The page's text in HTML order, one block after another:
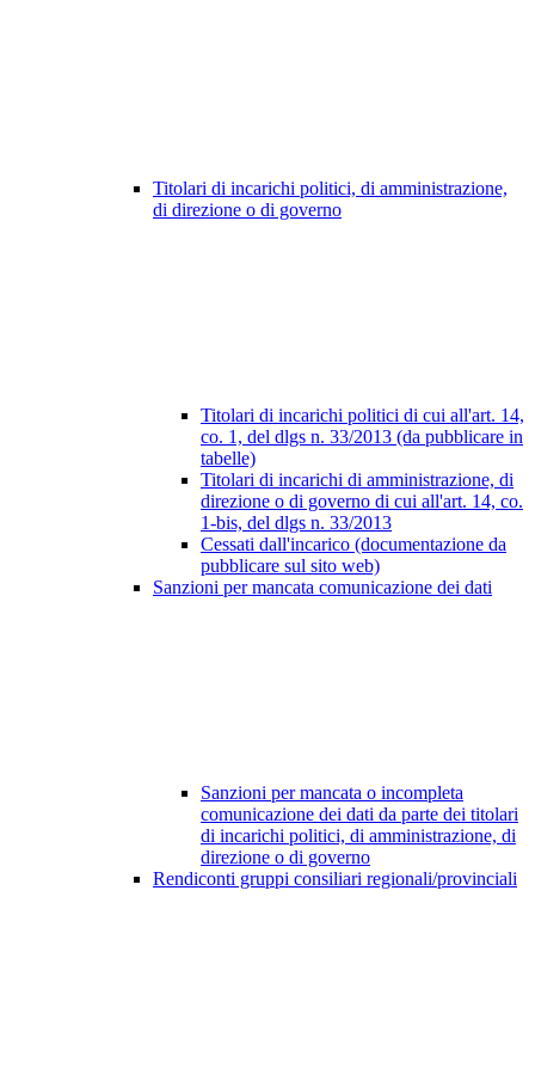
Titolari di incarichi politici, di amministrazione,
di direzione o di governo
Titolari di incarichi politici di cui all'art. 14,
co. 1, del dlgs n. 33/2013 (da pubblicare in
tabelle)
Titolari di incarichi di amministrazione, di
direzione o di governo di cui all'art. 14, co.
1-bis, del dlgs n. 33/2013
Cessati dall'incarico (documentazione da
pubblicare sul sito web)
Sanzioni per mancata comunicazione dei dati
Sanzioni per mancata o incompleta
comunicazione dei dati da parte dei titolari
di incarichi politici, di amministrazione, di
direzione o di governo
Rendiconti gruppi consiliari regionali/provinciali